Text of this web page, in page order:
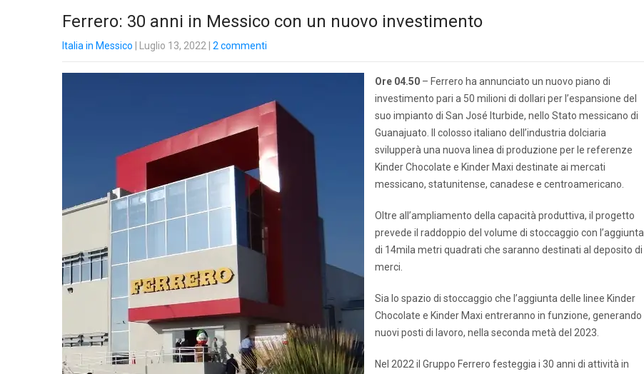
Ferrero: 30 anni in Messico con un nuovo investimento
Italia in Messico | Luglio 13, 2022 2 commenti
Ore 04.50 – Ferrero ha annunciato un nuovo piano di
investimento pari a 50 milioni di dollari per l’espansione del
suo impianto di San José Iturbide, nello Stato messicano di
Guanajuato. Il colosso italiano dell’industria dolciaria
svilupperà una nuova linea di produzione per le referenze
Kinder Chocolate e Kinder Maxi destinate ai mercati
messicano, statunitense, canadese e centroamericano.
Oltre all’ampliamento della capacità produttiva, il progetto
prevede il raddoppio del volume di stoccaggio con l’aggiunta
di 14mila metri quadrati che saranno destinati al deposito di
merci.
Sia lo spazio di stoccaggio che l’aggiunta delle linee Kinder
Chocolate e Kinder Maxi entreranno in funzione, generando
nuovi posti di lavoro, nella seconda metà del 2023.
Nel 2022 il Gruppo Ferrero festeggia i 30 anni di attività in